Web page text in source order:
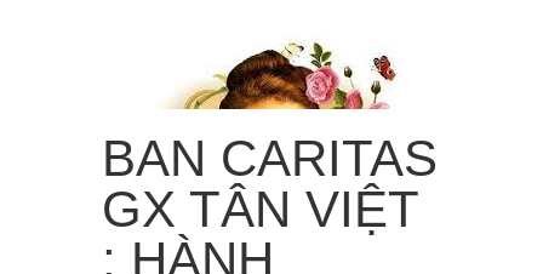
BAN CARITAS
GX TÂN VIỆT
: HÀNH